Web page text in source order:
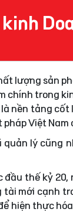
lượng sản
trong
nền tảng
Việt Nam
lý
thế kỷ
mới cạnh
thực